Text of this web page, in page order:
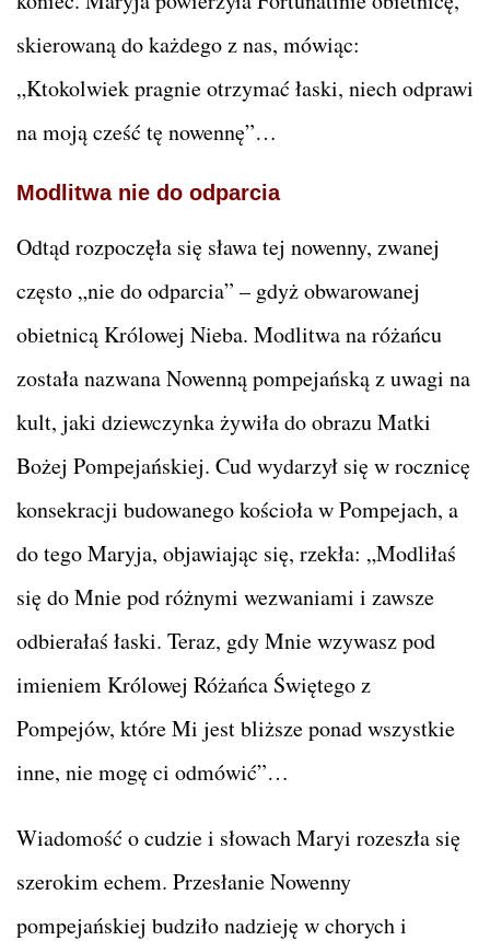
skierowaną do każdego z nas, mówiąc:
„Ktokolwiek pragnie otrzymać łaski, niech odprawi
na moją cześć tę nowennę”…
Modlitwa nie do odparcia
Odtąd rozpoczęła się sława tej nowenny, zwanej
często „nie do odparcia” – gdyż obwarowanej
obietnicą Królowej Nieba. Modlitwa na różańcu
została nazwana Nowenną pompejańską z uwagi na
kult, jaki dziewczynka żywiła do obrazu Matki
Bożej Pompejańskiej. Cud wydarzył się w rocznicę
konsekracji budowanego kościoła w Pompejach, a
do tego Maryja, objawiając się, rzekła: „Modliłaś
się do Mnie pod różnymi wezwaniami i zawsze
odbierałaś łaski. Teraz, gdy Mnie wzywasz pod
imieniem Królowej Różańca Świętego z
Pompejów, które Mi jest bliższe ponad wszystkie
inne, nie mogę ci odmówić”…
Wiadomość o cudzie i słowach Maryi rozeszła się
szerokim echem. Przesłanie Nowenny
pompejańskiej budziło nadzieję w chorych i